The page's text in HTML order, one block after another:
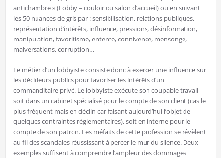
antichambre » (Lobby = couloir ou salon d’accueil) ou en suivant
les 50 nuances de gris par : sensibilisation, relations publiques,
représentation d’intérêts, influence, pressions, désinformation,
manipulation, favoritisme, entente, connivence, mensonge,
malversations, corruption…
Le métier d’un lobbyiste consiste donc à exercer une influence sur
les décideurs publics pour favoriser les intérêts d’un
commanditaire privé. Le lobbyiste exécute son coupable travail
soit dans un cabinet spécialisé pour le compte de son client (cas le
plus fréquent mais en déclin car faisant aujourd’hui l’objet de
quelques contraintes réglementaires), soit en interne pour le
compte de son patron. Les méfaits de cette profession se révèlent
au fil des scandales réussissant à percer le mur du silence. Deux
exemples suffisent à comprendre l’ampleur des dommages